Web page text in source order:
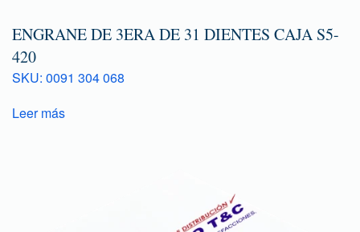
ENGRANE DE 3ERA DE 31 DIENTES CAJA S5-
420
SKU: 0091 304 068
Leer más